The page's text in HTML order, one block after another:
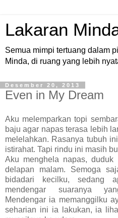
Lakaran
Semua mimpi tertuang dalam
Minda, di ruang yang lebih
Desember 20, 2013
Even in My Dream
Aku melemparkan topi
baju agar napas terasa lebih
melelahkan. Rasanya tubuh
istirahat. Tapi rindu ini masih
Aku menghela napas, duduk
delapan malam. Semoga
bidadari kecilku, sedang
mendengar suaranya
Mendengar ia memanggilku
seharian ini ia lakukan, ia